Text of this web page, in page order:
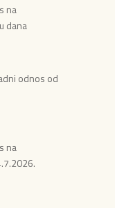
na
dana
odnos od
na